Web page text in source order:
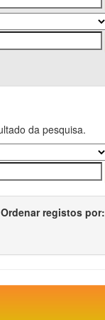
da pesquisa.
Ordenar registos por: